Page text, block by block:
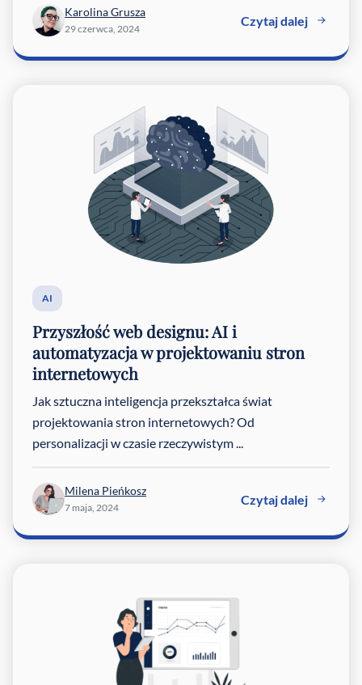
Karolina Grusza
29 czerwca, 2024
Czytaj dalej
AI
Przyszłość web designu: AI i
automatyzacja w projektowaniu stron
internetowych
Jak sztuczna inteligencja przekształca świat
projektowania stron internetowych? Od
personalizacji w czasie rzeczywistym ...
Milena Pieńkosz
7 maja, 2024
Czytaj dalej